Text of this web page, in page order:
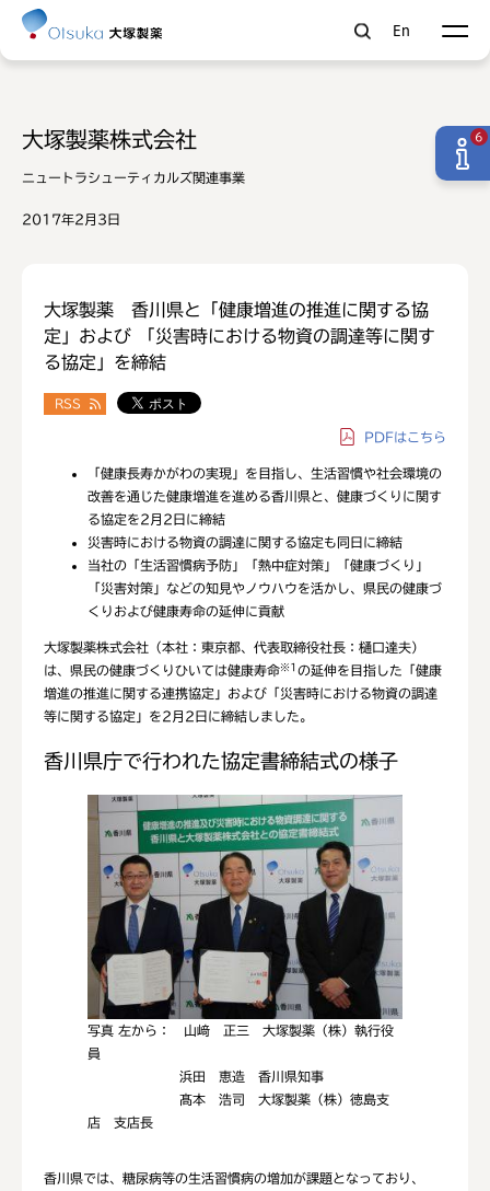
En
大塚製薬株式会社
ニュートラシューティカルズ関連事業
2017年2月3日
大塚製薬 香川県と「健康増進の推進に関する協
定」および 「災害時における物資の調達等に関す
る協定」を締結
RSS
PDFはこちら
「健康長寿かがわの実現」を目指し、生活習慣や社会環境の
改善を通じた健康増進を進める香川県と、健康づくりに関す
る協定を2月2日に締結
災害時における物資の調達に関する協定も同日に締結
当社の「生活習慣病予防」「熱中症対策」「健康づくり」
「災害対策」などの知見やノウハウを活かし、県民の健康づ
くりおよび健康寿命の延伸に貢献
大塚製薬株式会社（本社：東京都、代表取締役社長：樋口達夫）
は、県民の健康づくりひいては健康寿命※1 の延伸を目指した「健康
増進の推進に関する連携協定」および「災害時における物資の調達
等に関する協定」を2月2日に締結しました。
香川県庁で行われた協定書締結式の様子
写真 左から： 山﨑 正三 大塚製薬（株）執行役
員
浜田 恵造 香川県知事
髙本 浩司 大塚製薬（株）徳島支
店 支店長
香川県では、糖尿病等の生活習慣病の増加が課題となっており、
6